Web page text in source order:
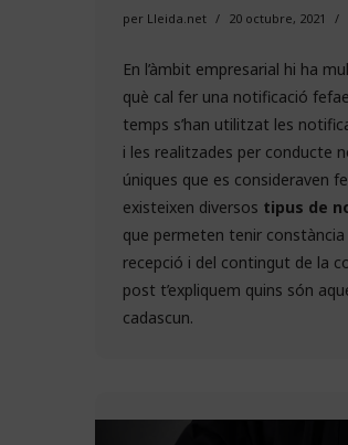
per Lleida.net 20 octubre, 2021
En l’àmbit empresarial hi ha
què cal fer una notificació
temps s’han utilitzat les
i les realitzades per conducte
úniques que es consideraven
existeixen diversos tipus de
que permeten tenir constància
recepció i del contingut de la
post t’expliquem quins són
cadascun.